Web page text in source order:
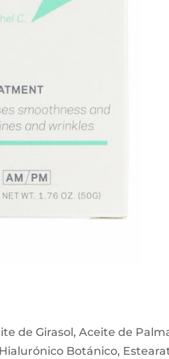
de Girasol, Aceite de
Botánico,